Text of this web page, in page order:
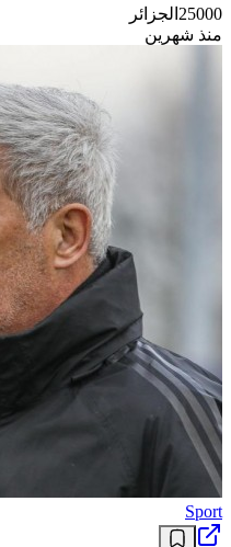
25000 الجزائر
منذ شهرين
Sport